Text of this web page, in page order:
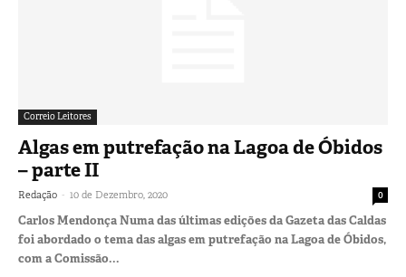
Correio Leitores
Algas em putrefação na Lagoa de Óbidos
– parte II
Redação - 10 de Dezembro, 2020 0
Carlos Mendonça Numa das últimas edições da Gazeta das Caldas
foi abordado o tema das algas em putrefação na Lagoa de Óbidos,
com a Comissão...